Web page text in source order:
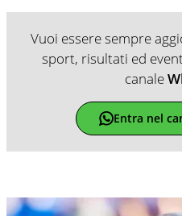
Vuoi essere sempre
sport, risultati ed
canale
Entra nel